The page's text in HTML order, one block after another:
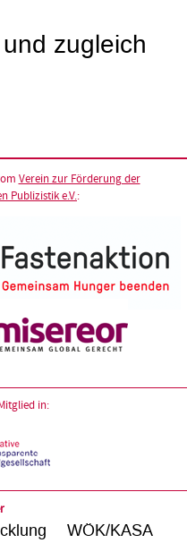
zugleich
Verein zur Förderung der
Publizistik e.V.:
in:
WÖK/KASA